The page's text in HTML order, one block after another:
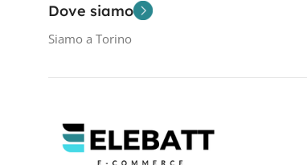
Dove siamo
Siamo a Torino